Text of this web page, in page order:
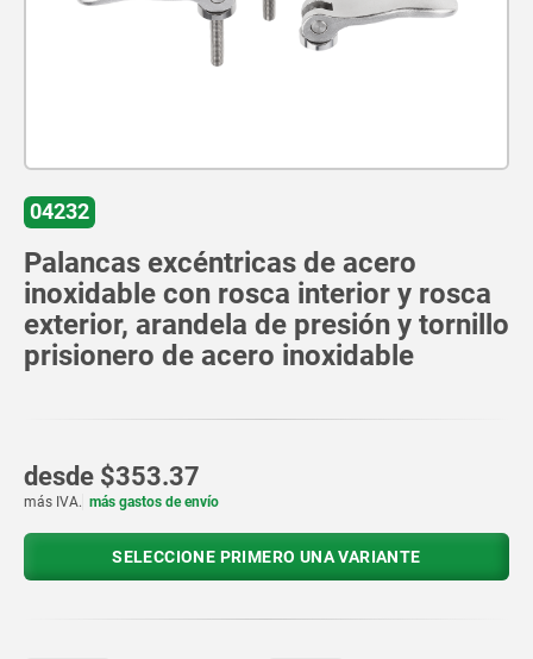
04232
Palancas excéntricas de acero
inoxidable con rosca interior y rosca
exterior, arandela de presión y tornillo
prisionero de acero inoxidable
desde $353.37
más IVA. más gastos de envío
SELECCIONE PRIMERO UNA VARIANTE